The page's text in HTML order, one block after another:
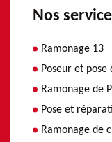
Nos
Ramonage 13
Poseur et
Ramonage de
Pose et
Ramonage de